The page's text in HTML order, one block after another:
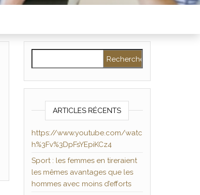
ARTICLES RÉCENTS
https://www.youtube.com/watc
h%3Fv%3DpFsYEpiKCz4
Sport : les femmes en tireraient
les mêmes avantages que les
hommes avec moins d’efforts